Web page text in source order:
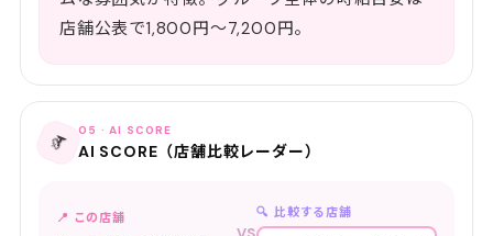
店舗公表で1,800円〜7,200円。
📡 05 · AI SCORE
AI SCORE（店舗比較レーダー）
📍 この店舗 🔍 比較する店舗